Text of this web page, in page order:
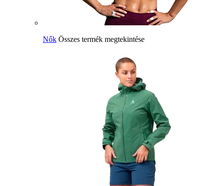
Nők Összes termék megtekintése